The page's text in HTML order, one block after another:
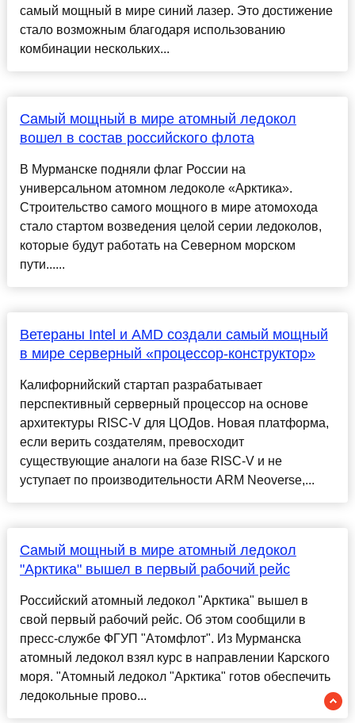
самый мощный в мире синий лазер. Это достижение
стало возможным благодаря использованию
комбинации нескольких...
Самый мощный в мире атомный ледокол
вошел в состав российского флота
В Мурманске подняли флаг России на
универсальном атомном ледоколе «Арктика».
Строительство самого мощного в мире атомохода
стало стартом возведения целой серии ледоколов,
которые будут работать на Северном морском
пути......
Ветераны Intel и AMD создали самый мощный
в мире серверный «процессор-конструктор»
Калифорнийский стартап разрабатывает
перспективный серверный процессор на основе
архитектуры RISC-V для ЦОДов. Новая платформа,
если верить создателям, превосходит
существующие аналоги на базе RISC-V и не
уступает по производительности ARM Neoverse,...
Самый мощный в мире атомный ледокол
"Арктика" вышел в первый рабочий рейс
Российский атомный ледокол "Арктика" вышел в
свой первый рабочий рейс. Об этом сообщили в
пресс-службе ФГУП "Атомфлот". Из Мурманска
атомный ледокол взял курс в направлении Карского
моря. "Атомный ледокол "Арктика" готов обеспечить
ледокольные прово...